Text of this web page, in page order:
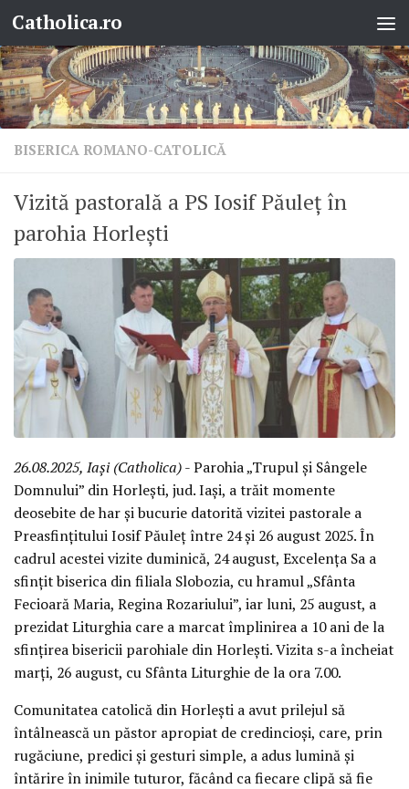
Skip to content
Catholica.ro
BISERICA ROMANO-CATOLICĂ
Vizită pastorală a PS Iosif Păuleț în
parohia Horlești
26.08.2025, Iași (Catholica)- Parohia „Trupul și Sângele
Domnului” din Horlești, jud. Iași, a trăit momente
deosebite de har și bucurie datorită vizitei pastorale a
Preasfințitului Iosif Păuleț între 24 și 26 august 2025. În
cadrul acestei vizite duminică, 24 august, Excelența Sa a
sfințit biserica din filiala Slobozia, cu hramul „Sfânta
Fecioară Maria, Regina Rozariului”, iar luni, 25 august, a
prezidat Liturghia care a marcat împlinirea a 10 ani de la
sfințirea bisericii parohiale din Horlești. Vizita s-a încheiat
marți, 26 august, cu Sfânta Liturghie de la ora 7.00.
Comunitatea catolică din Horlești a avut prilejul să
întâlnească un păstor apropiat de credincioși, care, prin
rugăciune, predici și gesturi simple, a adus lumină și
întărire în inimile tuturor, făcând ca fiecare clipă să fie